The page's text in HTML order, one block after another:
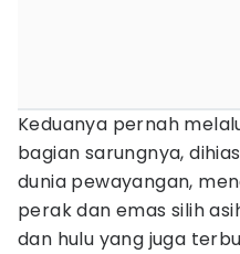
Keduanya pernah
bagian sarungnya,
dunia pewayangan,
perak dan emas silih
dan hulu yang juga